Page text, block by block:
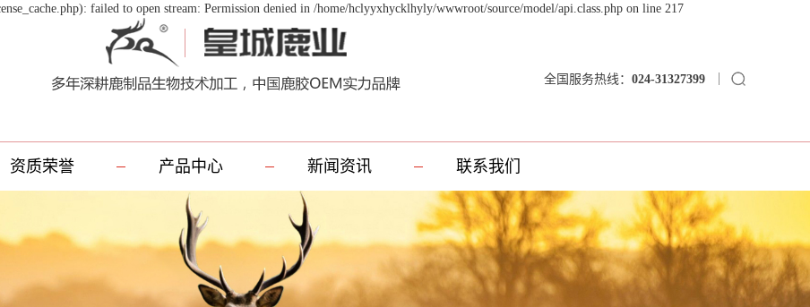
failed to open stream: Permission denied in /home/hclyyxhycklhyly/wwwroot/source/model/api.class.php on line 217
全国服务热线： 024-31327399
资质荣誉 产品中心 新闻资讯 联系我们